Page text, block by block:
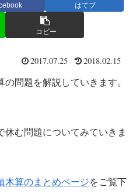
はてブ
コピー
2017.07.25 2018.02.15
問題を解説していきます。
む問題についてみていきま
木算のまとめページをご覧下